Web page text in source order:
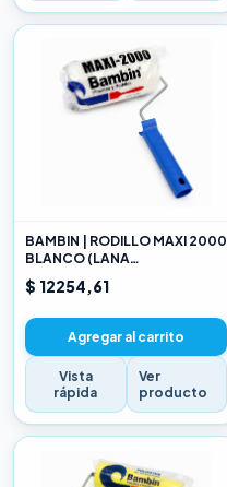
BAMBIN | RODILLO MAXI 2000
BLANCO (LANA
SELECCIONADA) 22CM
$ 12254,61
Agregar al carrito
Vista
rápida
Ver
producto